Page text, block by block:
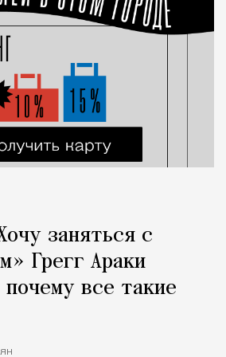
заняться с
Грегг Араки
все такие